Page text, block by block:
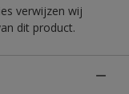
verwijzen wij
dit product.